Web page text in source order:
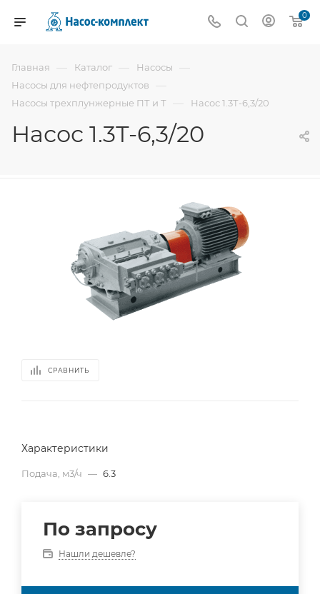
0
Главная — Каталог — Насосы —
Насосы для нефтепродуктов —
Насосы трехплунжерные ПТ и Т — Насос 1.3Т-6,3/20
Насос 1.3Т-6,3/20
СРАВНИТЬ
Характеристики
Подача, м3/ч — 6.3
По запросу
Нашли дешевле?